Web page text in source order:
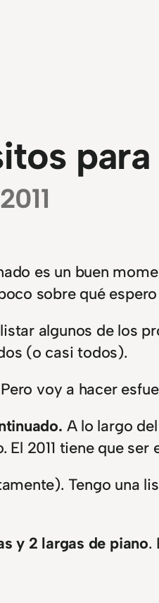
para
es un buen
sobre qué
algunos de los
(o casi todos).
voy a hacer
A lo largo
2011 tiene que
Tengo una
y 2 largas de piano.